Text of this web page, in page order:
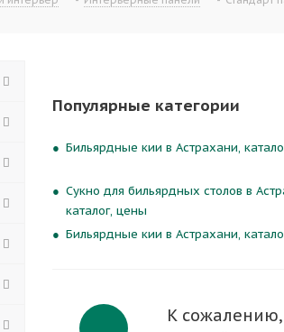
Популярные категории
Бильярдные кии в Астрахани,
Сукно для бильярдных столов в
каталог, цены
Бильярдные кии в Астрахани,
К сожалению,